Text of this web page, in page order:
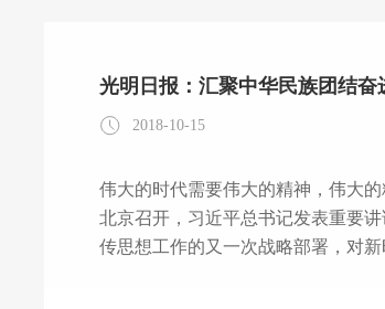
光明日报：汇聚中华民族团结奋
2018-10-15
伟大的时代需要伟大的精神，伟大
北京召开，习近平总书记发表重要
传思想工作的又一次战略部署，对新时代